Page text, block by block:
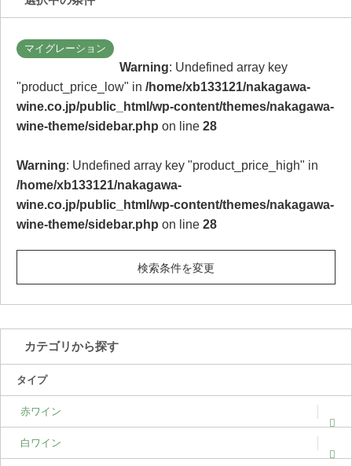
マイグレーション
Warning: Undefined array key
"product_price_low" in /home/xb133121/nakagawa-
wine.co.jp/public_html/wp-content/themes/nakagawa-
wine-theme/sidebar.php on line 28
Warning: Undefined array key "product_price_high" in
/home/xb133121/nakagawa-
wine.co.jp/public_html/wp-content/themes/nakagawa-
wine-theme/sidebar.php on line 28
検索条件を変更
カテゴリから探す
タイプ
赤ワイン
白ワイン